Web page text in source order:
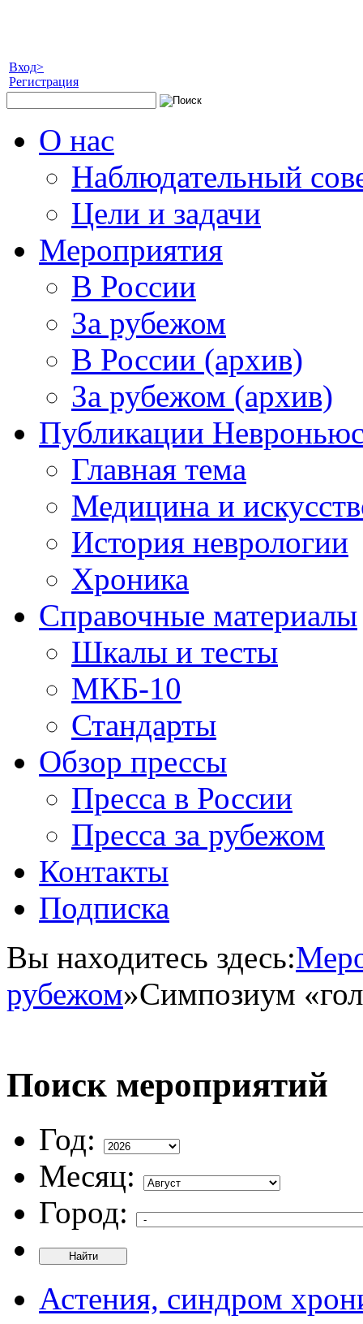
Вход>
Регистрация
О нас
Наблюдательный
Цели и задачи
Мероприятия
В России
За рубежом
В России (архив)
За рубежом (архив)
Публикации
Главная тема
Медицина и
История неврологии
Хроника
Справочные материалы
Шкалы и тесты
МКБ-10
Стандарты
Обзор прессы
Пресса в России
Пресса за рубежом
Контакты
Подписка
Вы находитесь здесь:
рубежом»Симпозиум
Поиск мероприятий
Год:
Месяц:
Город:
Найти
Астения, синдром